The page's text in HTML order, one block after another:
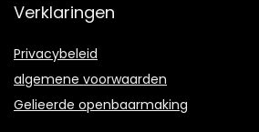
Verklaringen
Privacybeleid
algemene voorwaarden
Gelieerde openbaarmaking